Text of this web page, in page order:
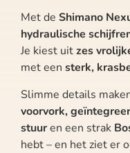
Met de Shimano
hydraulische
Je kiest uitzes
met een sterk,
Slimme details
voorvork,
stuuren een strak
hebt – en het ziet er